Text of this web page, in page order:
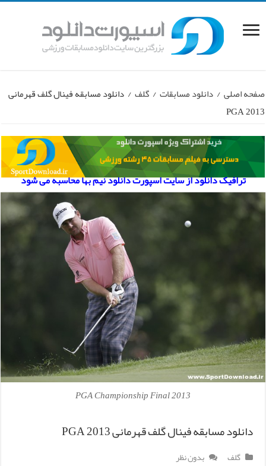
صفحه اصلی / دانلود مسابقات / گلف / دانلود مسابقه فینال گلف قهرمانی
PGA 2013
ترافیک دانلود از سایت اسپورت دانلود نیم بها محاسبه می شود
2013 PGA Championship Final
دانلود مسابقه فینال گلف قهرمانی PGA 2013
گلف بدون نظر